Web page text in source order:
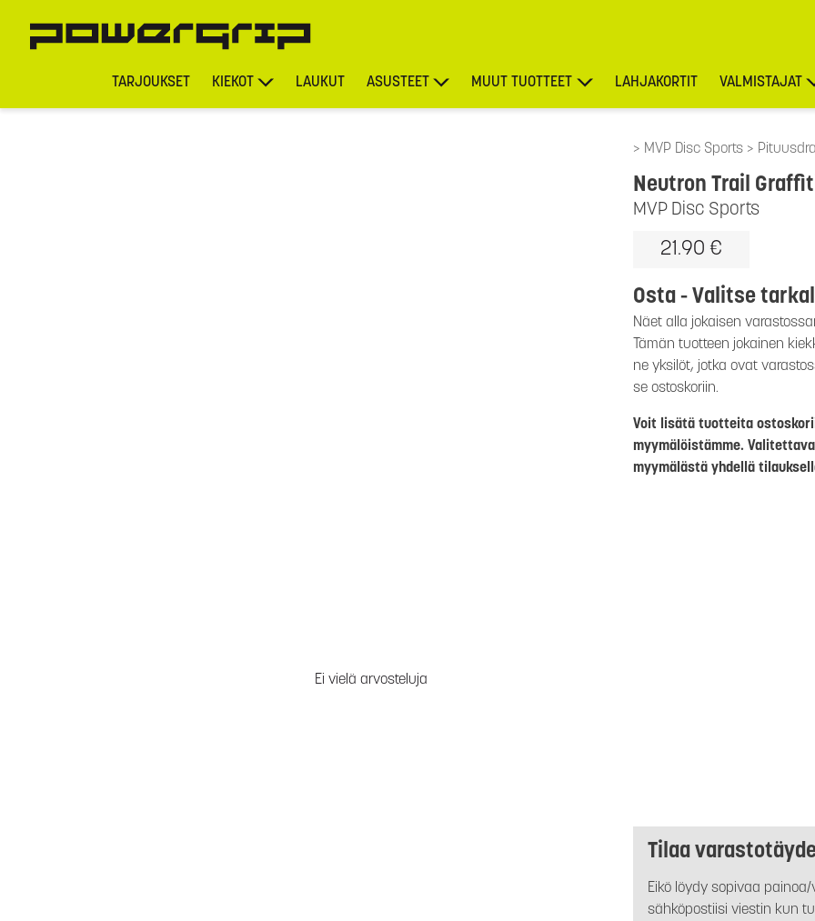
TARJOUKSET KIEKOT LAUKUT ASUSTEET MUUT TUOTTEET LAHJAKORTIT VALMISTAJAT
MVP Disc Sports
Ei vielä arvosteluja
MVP Disc Sports
Neutron Trail
21.90 €
Osta - Valitse
Näet alla jokaisen
Tämän tuotteen jokainen
ne yksilöt, jotka ovat
se ostoskoriin.
Voit lisätä tuotteita
myymälöistämme.
myymälästä yhdellä
Tilaa
Eikö löydy sopivaa
sähköpostiisi viestin kun